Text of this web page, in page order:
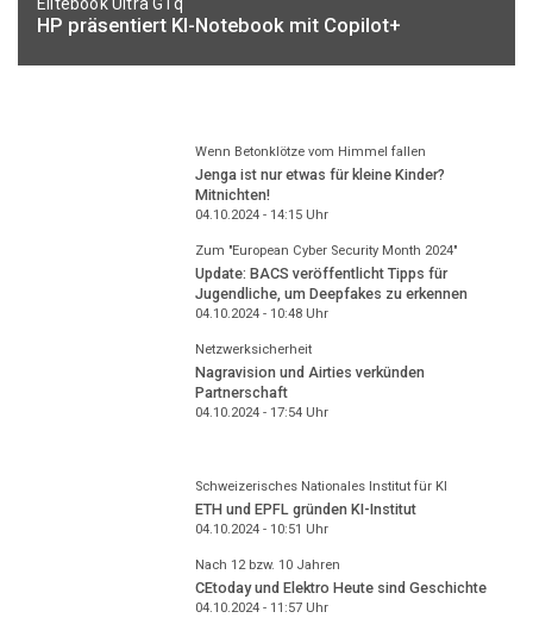
HP präsentiert KI-Notebook mit Copilot+
Wenn Betonklötze vom Himmel fallen
Jenga ist nur etwas für kleine Kinder?
Mitnichten!
04.10.2024 - 14:15Uhr
Zum "European Cyber Security Month 2024"
Update: BACS veröffentlicht Tipps für
Jugendliche, um Deepfakes zu erkennen
04.10.2024 - 10:48Uhr
Netzwerksicherheit
Nagravision und Airties verkünden
Partnerschaft
04.10.2024 - 17:54Uhr
Schweizerisches Nationales Institut für KI
ETH und EPFL gründen KI-Institut
04.10.2024 - 10:51 Uhr
Nach 12 bzw. 10 Jahren
CEtoday und Elektro Heute sind Geschichte
04.10.2024 - 11:57Uhr